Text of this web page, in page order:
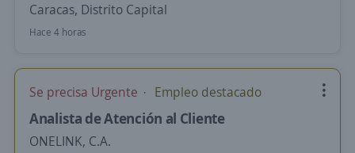
Caracas, Distrito Capital
Hace 4 horas
Se precisa Urgente Empleo destacado
Analista de Atención al Cliente
ONELINK, C.A.